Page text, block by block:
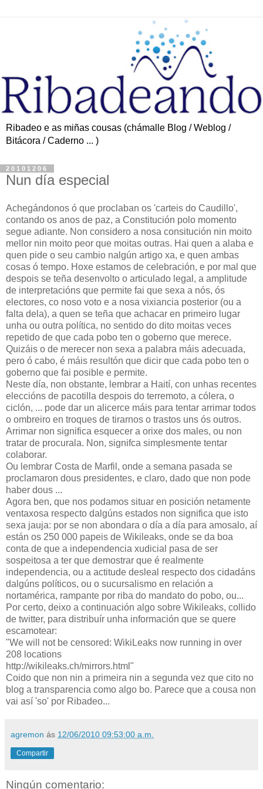
Ribadeo e as miñas cousas (chámalle Blog / Weblog /
Bitácora / Caderno ... )
20101206
Nun día especial
Achegándonos ó que proclaban os 'carteis do Caudillo',
contando os anos de paz, a Constitución polo momento
segue adiante. Non considero a nosa consitución nin moito
mellor nin moito peor que moitas outras. Hai quen a alaba e
quen pide o seu cambio nalgún artigo xa, e quen ambas
cosas ó tempo. Hoxe estamos de celebración, e por mal que
despois se teña desenvolto o articulado legal, a amplitude
de interpretacións que permite fai que sexa a nós, ós
electores, co noso voto e a nosa vixiancia posterior (ou a
falta dela), a quen se teña que achacar en primeiro lugar
unha ou outra política, no sentido do dito moitas veces
repetido de que cada pobo ten o goberno que merece.
Quizáis o de merecer non sexa a palabra máis adecuada,
pero ó cabo, é máis resultón que dicir que cada pobo ten o
goberno que fai posible e permite.
Neste día, non obstante, lembrar a Haití, con unhas recentes
eleccións de pacotilla despois do terremoto, a cólera, o
ciclón, ... pode dar un alicerce máis para tentar arrimar todos
o ombreiro en troques de tirarnos o trastos uns ós outros.
Arrimar non significa esquecer a orixe dos males, ou non
tratar de procurala. Non, signifca simplesmente tentar
colaborar.
Ou lembrar Costa de Marfil, onde a semana pasada se
proclamaron dous presidentes, e claro, dado que non pode
haber dous ...
Agora ben, que nos podamos situar en posición netamente
ventaxosa respecto dalgúns estados non significa que isto
sexa jauja: por se non abondara o día a día para amosalo, aí
están os 250 000 papeis de Wikileaks, onde se da boa
conta de que a independencia xudicial pasa de ser
sospeitosa a ter que demostrar que é realmente
independencia, ou a actitude desleal respecto dos cidadáns
dalgúns políticos, ou o sucursalismo en relación a
nortamérica, rampante por riba do mandato do pobo, ou...
Por certo, deixo a continuación algo sobre Wikileaks, collido
de twitter, para distribuír unha información que se quere
escamotear:
"We will not be censored: WikiLeaks now running in over
208 locations
http://wikileaks.ch/mirrors.html"
Coido que non nin a primeira nin a segunda vez que cito no
blog a transparencia como algo bo. Parece que a cousa non
vai así 'so' por Ribadeo...
agremon ás 12/06/2010 09:53:00 a.m.
Compartir
Ningún comentario: